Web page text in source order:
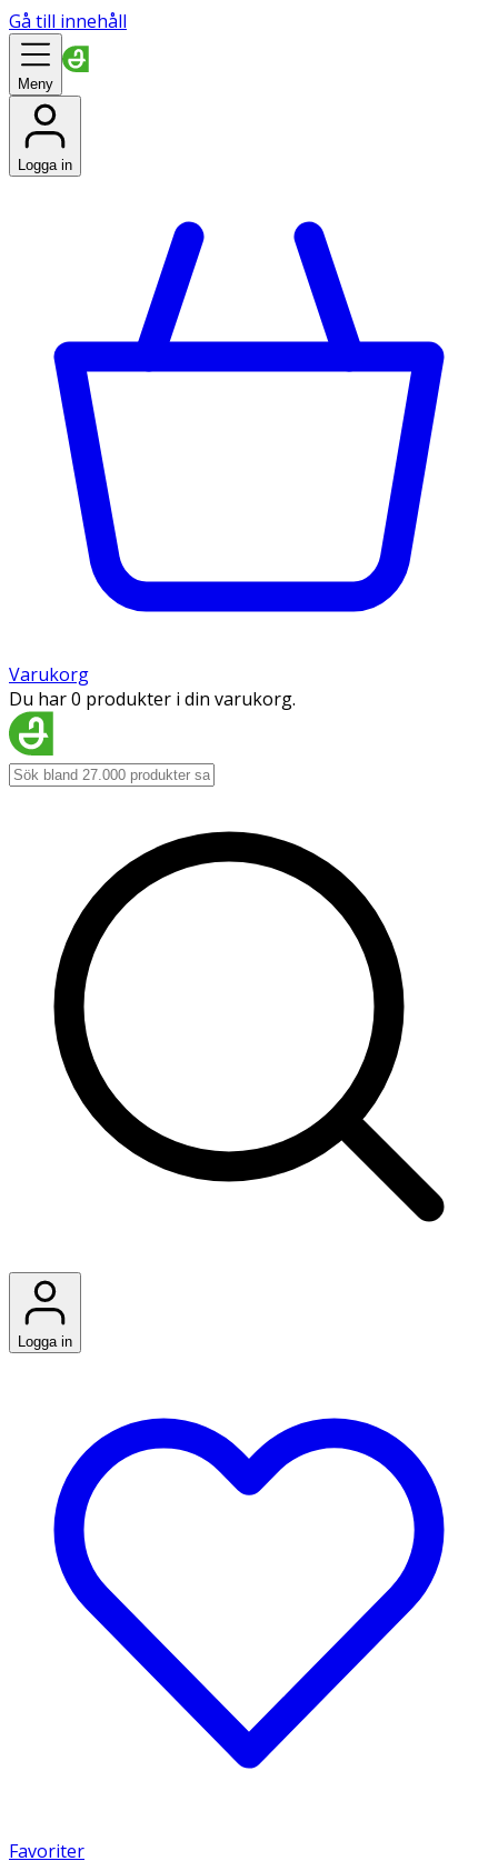
Gå till innehåll
Meny
Logga in
Varukorg
Du har 0 produkter i din varukorg.
Logga in
Favoriter